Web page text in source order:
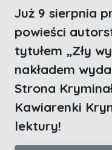
Już 9 sierpnia
powieści
tytułem „Zły
nakładem
Strona
Kawiarenki
lektury!